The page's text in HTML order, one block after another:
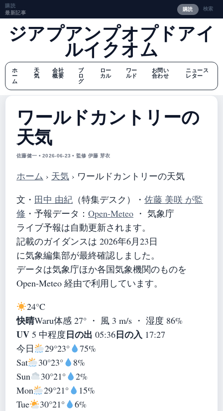
購読
最新記事
購読 検索
ジアプアンプオプドアイ
ルイクオム
ホ
ー
ム
天
気
会社
概要
ブ
ロ
グ
ロー
カル
ワー
ルド
お問い
合わせ
ニュース
レター
ワールドカントリーの
天気
佐藤健一 • 2026-06-23 • 監修 伊藤 芽衣
ホーム › 天気 › ワールドカントリーの天気
文・ 田中 由紀 （特集デスク） ・ 佐藤 美咲 が監
修 ・ 予報データ： Open-Meteo ・ 気象庁
ライブ予報は自動更新されます。
記載のガイダンスは 2026年6月23日
に気象編集部が最終確認しました。
データは気象庁ほか各国気象機関のものを
Open-Meteo 経由で利用しています。
24°C
快晴Waru体感 27° ・ 風 3 m/s ・ 湿度 86%
UV 5 中程度日の出 05:36日の入 17:27
今日
29°23°
75%
Sat
30°23°
8%
Sun
30°21°
2%
Mon
29°21°
15%
Tue
30°21°
6%